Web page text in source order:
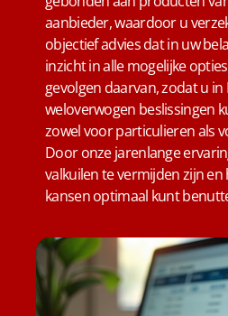
aanbieder, waardoor u
objectief advies dat in uw
inzicht in alle mogelijke
gevolgen daarvan, zodat u in
weloverwogen beslissingen
zowel voor particulieren als
Door onze jarenlange
valkuilen te vermijden zijn en
kansen optimaal kunt